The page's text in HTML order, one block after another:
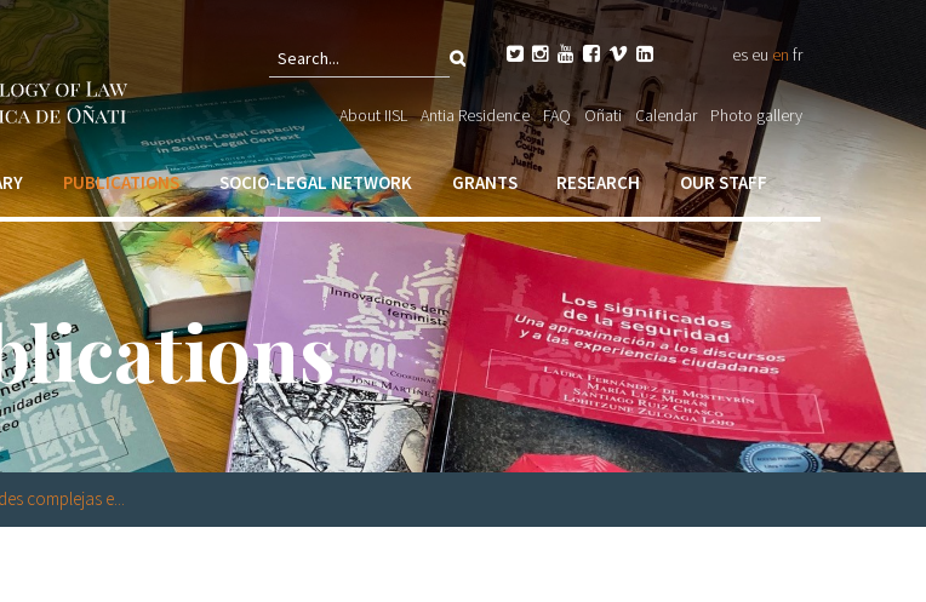
Search
form
Search
       es eu en fr
About IISL Antia Residence FAQ Oñati Calendar Photo gallery
PUBLICATIONS SOCIO-LEGAL NETWORK GRANTS RESEARCH OUR STAFF
complejas e...